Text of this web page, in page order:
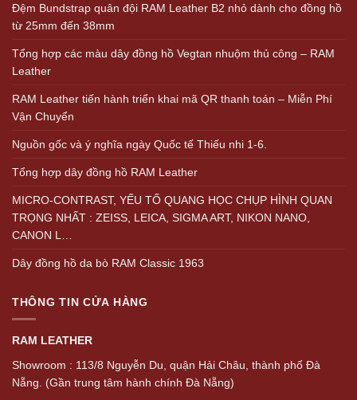
Đệm Bundstrap quân đội RAM Leather B2 nhỏ dành cho đồng hồ
từ 25mm đến 38mm
Tổng hợp các màu dây đồng hồ Vegtan nhuộm thủ công – RAM
Leather
RAM Leather tiến hành triển khai mã QR thanh toán – Miễn Phí
Vận Chuyển
Nguồn gốc và ý nghĩa ngày Quốc tế Thiếu nhi 1-6.
Tổng hợp dây đồng hồ RAM Leather
MICRO-CONTRAST, YẾU TỐ QUANG HỌC CHỤP HÌNH QUAN
TRỌNG NHẤT : ZEISS, LEICA, SIGMA ART, NIKON NANO,
CANON L…
Dây đồng hồ da bò RAM Classic 1963
THÔNG TIN CỬA HÀNG
RAM LEATHER
Showroom : 113/8 Nguyễn Du, quận Hải Châu, thành phố Đà
Nẵng. (Gần trung tâm hành chính Đà Nẵng)